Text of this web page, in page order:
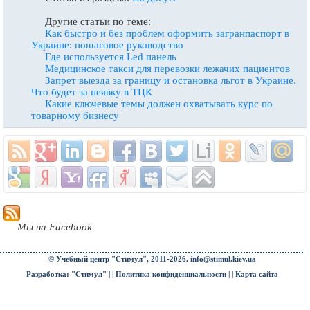
Другие статьи по теме:
Как быстро и без проблем оформить загранпаспорт в
Украине: пошаговое руководство
Где используется Led панель
Медицинское такси для перевозки лежачих пациентов
Запрет выезда за границу и остановка льгот в Украине.
Что будет за неявку в ТЦК
Какие ключевые темы должен охватывать курс по
товарному бизнесу
Мы на Facebook
© Учебный центр "Стимул", 2011-2026. info@stimul.kiev.ua
Разработка: "Стимул" | | Политика конфиденциальности| | Карта сайта